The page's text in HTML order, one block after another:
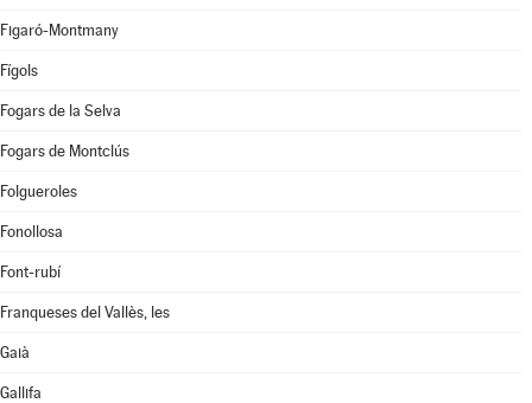
Figaró-Montmany
Fígols
Fogars de la Selva
Fogars de Montclús
Folgueroles
Fonollosa
Font-rubí
Franqueses del Vallès, les
Gaià
Gallifa